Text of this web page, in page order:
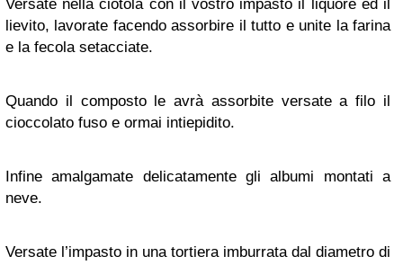
Versate nella ciotola con il vostro impasto il liquore ed il
lievito, lavorate facendo assorbire il tutto e unite la farina
e la fecola setacciate.
Quando il composto le avrà assorbite versate a filo il
cioccolato fuso e ormai intiepidito.
Infine amalgamate delicatamente gli albumi montati a
neve.
Versate l’impasto in una tortiera imburrata dal diametro di